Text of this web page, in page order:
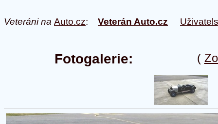
Veteráni na Auto.cz: Veterán Auto.cz
(
Fotogalerie: